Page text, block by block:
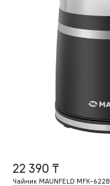
22 390 ₸
Чайник MAUNFELD MFK-622B